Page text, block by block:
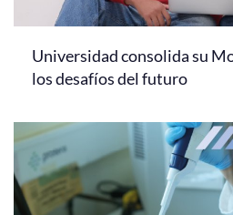
Universidad consolida su
los desafíos del futuro